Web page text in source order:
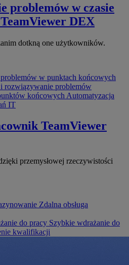
problemów w czasie
TeamViewer DEX
dotkną one użytkowników.
w punktach końcowych
rozwiązywanie problemów
końcowych Automatyzacja
IT
TeamViewer
przemysłowej rzeczywistości
Zdalna obsługa
do pracy Szybkie wdrażanie do
kwalifikacji